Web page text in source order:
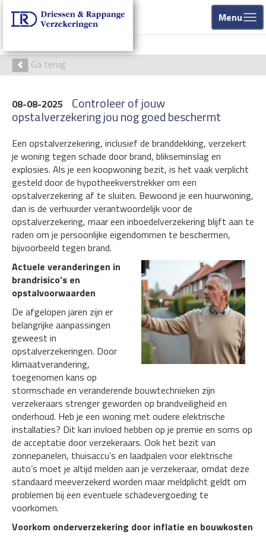
Menu
Ga terug
08-08-2025 Controleer of jouw
opstalverzekering jou nog goed beschermt
Een opstalverzekering, inclusief de branddekking, verzekert
je woning tegen schade door brand, blikseminslag en
explosies. Als je een koopwoning bezit, is het vaak verplicht
gesteld door de hypotheekverstrekker om een
opstalverzekering af te sluiten. Bewoond je een huurwoning,
dan is de verhuurder verantwoordelijk voor de
opstalverzekering, maar een inboedelverzekering blijft aan te
raden om je persoonlijke eigendommen te beschermen,
bijvoorbeeld tegen brand.
Actuele veranderingen in
brandrisico’s en
opstalvoorwaarden
De afgelopen jaren zijn er
belangrijke aanpassingen
geweest in
opstalverzekeringen. Door
klimaatverandering,
toegenomen kans op
stormschade en veranderende bouwtechnieken zijn
verzekeraars strenger geworden op brandveiligheid en
onderhoud. Heb je een woning met oudere elektrische
installaties? Dit kan invloed hebben op je premie en soms op
de acceptatie door verzekeraars. Ook het bezit van
zonnepanelen, thuisaccu’s en laadpalen voor elektrische
auto’s moet je altijd melden aan je verzekeraar, omdat deze
standaard meeverzekerd worden maar meldplicht geldt om
problemen bij een eventuele schadevergoeding te
voorkomen.
Voorkom onderverzekering door inflatie en bouwkosten